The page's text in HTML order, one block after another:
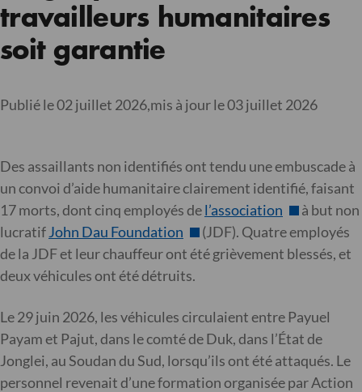
travailleurs humanitaires
soit garantie
Publié le 02 juillet 2026,mis à jour le 03 juillet 2026
Des assaillants non identifiés ont tendu une embuscade à
un convoi d’aide humanitaire clairement identifié, faisant
17 morts, dont cinq employés del’association
à but non
lucratifJohn Dau Foundation
(JDF). Quatre employés
de la JDF et leur chauffeur ont été grièvement blessés, et
deux véhicules ont été détruits.
Le 29 juin 2026, les véhicules circulaient entre Payuel
Payam et Pajut, dans le comté de Duk, dans l’État de
Jonglei, au Soudan du Sud, lorsqu’ils ont été attaqués. Le
personnel revenait d’une formation organisée par Action